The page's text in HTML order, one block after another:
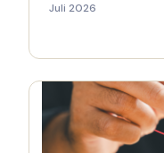
Juli 2026